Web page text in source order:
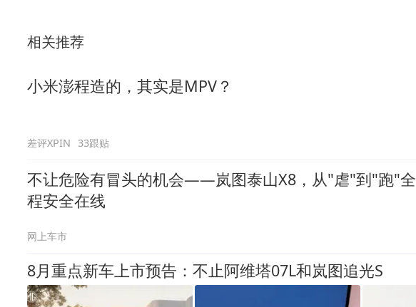
相关推荐
小米澎程造的，其实是MPV？
差评XPIN 33跟贴
不让危险有冒头的机会——岚图泰山X8，从"虐"到"跑"全
程安全在线
网上车市
8月重点新车上市预告：不止阿维塔07L和岚图追光S